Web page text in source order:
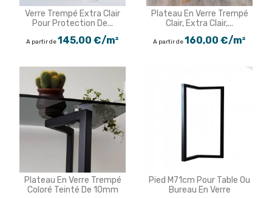
Verre Trempé Extra Clair
Pour Protection De...
A partir de145,00 €/m²
Plateau En Verre Trempé
Clair, Extra Clair,...
A partir de160,00 €/m²
Plateau En Verre Trempé
Coloré Teinté De 10mm
Pied M71cm Pour Table Ou
Bureau En Verre